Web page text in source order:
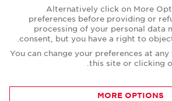
Corporate
Alternatively click on More
preferences before providing or
processing of your personal data
consent, but you have a right to
You can change your preferences at
this site or clicking
MORE OPTIONS